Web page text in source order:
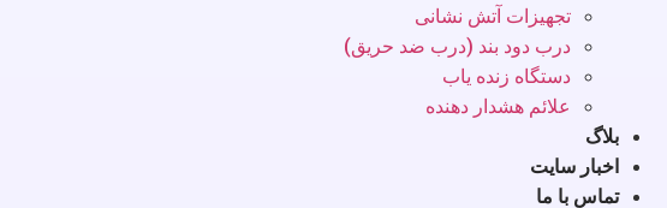
تجهیزات آتش نشانی
درب دود بند (درب ضد حریق)
دستگاه زنده یاب
علائم هشدار دهنده
بلاگ
اخبار سایت
تماس با ما